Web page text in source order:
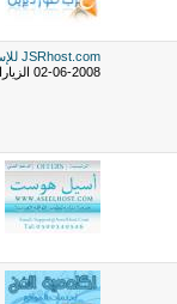
JSRhost.com للإستضافة والبرمجة والتصميم
02-06-2008 الزيارات 1728